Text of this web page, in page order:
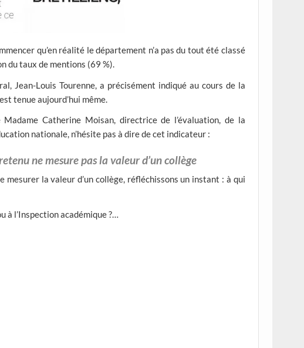
qu’en réalité le département n’a pas du tout été classé
du taux de mentions (69 %).
Jean-Louis Tourenne, a précisément indiqué au cours de la
tenue aujourd’hui même.
Catherine Moisan, directrice de l’évaluation, de la
nationale, n’hésite pas à dire de cet indicateur :
ne mesure pas la valeur d’un collège
la valeur d’un collège, réfléchissons un instant : à qui
à l’Inspection académique ?…